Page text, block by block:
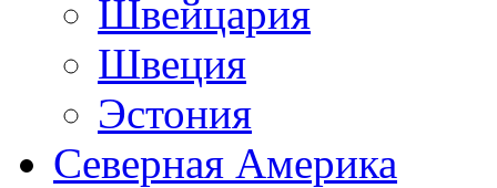
Швейцария
Швеция
Эстония
Северная Америка